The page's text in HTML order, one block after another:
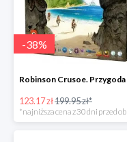
-38%
123.17 zł199.95 zł*